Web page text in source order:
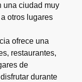
una ciudad muy
otros lugares
ofrece una
restaurantes,
de
durante